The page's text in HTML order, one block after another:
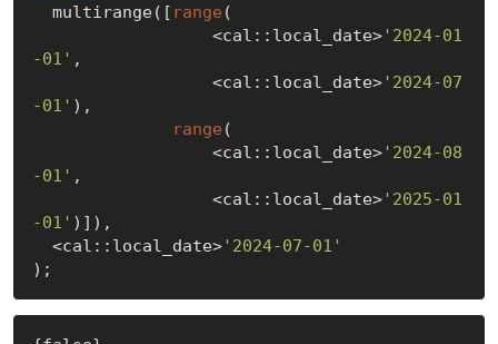
  multirange([
range (
                  <cal::local_date>
'2024-01
-01' ,
                  <cal::local_date>
'2024-07
-01' ),
range (
                  <cal::local_date>
'2024-08
-01' ,
                  <cal::local_date>
'2025-01
-01' )]),
  <cal::local_date>
'2024-07-01'